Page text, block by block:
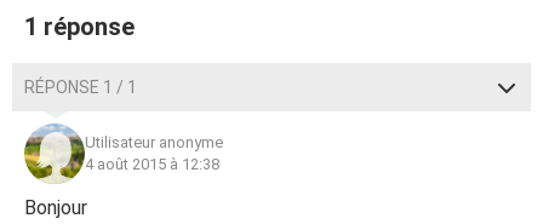
1 réponse
RÉPONSE 1 / 1
Utilisateur anonyme
4 août 2015 à 12:38
Bonjour